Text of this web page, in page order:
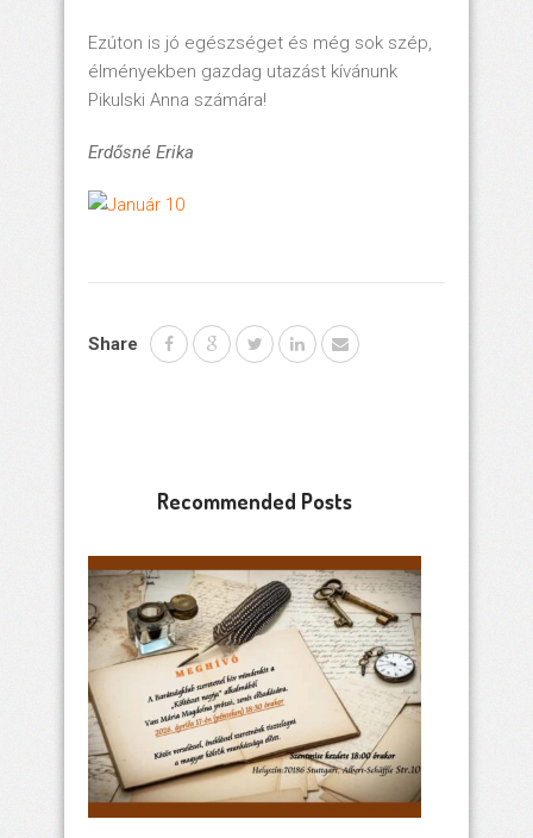
Ezúton is jó egészséget és még sok szép,
élményekben gazdag utazást kívánunk
Pikulski Anna számára!
Erdősné Erika
Share
Recommended Posts